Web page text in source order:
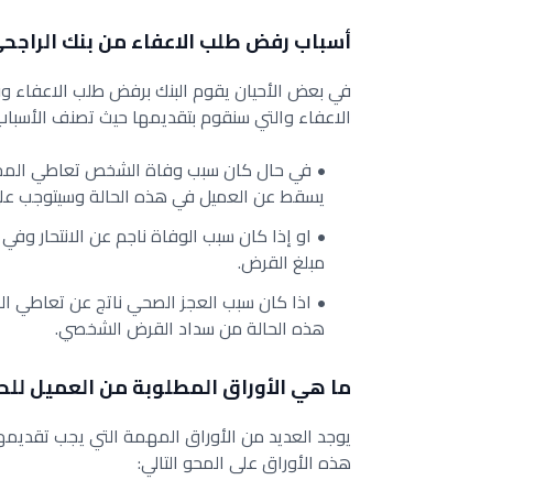
أسباب رفض طلب الاعفاء من بنك
في بعض الأحيان يقوم البنك برفض طلب
الاعفاء والتي سنقوم بتقديمها حيث تصنف
في حال كان سبب وفاة الشخص تعاطي
يسقط عن العميل في هذه الحالة وسيتوجب
او إذا كان سبب الوفاة ناجم عن الانتحار
مبلغ القرض.
اذا كان سبب العجز الصحي ناتج عن تعاطي
هذه الحالة من سداد القرض الشخصي.
ما هي الأوراق المطلوبة من العميل
يوجد العديد من الأوراق المهمة التي يجب
هذه الأوراق على المحو التالي: